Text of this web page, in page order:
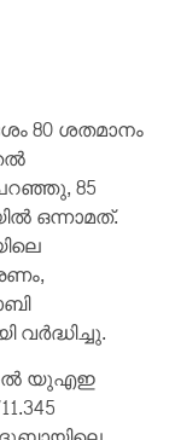
80 ശതമാനം
85
ഒന്നാമത്.
വർദ്ധിച്ചു.
ൽ യുഎഇ